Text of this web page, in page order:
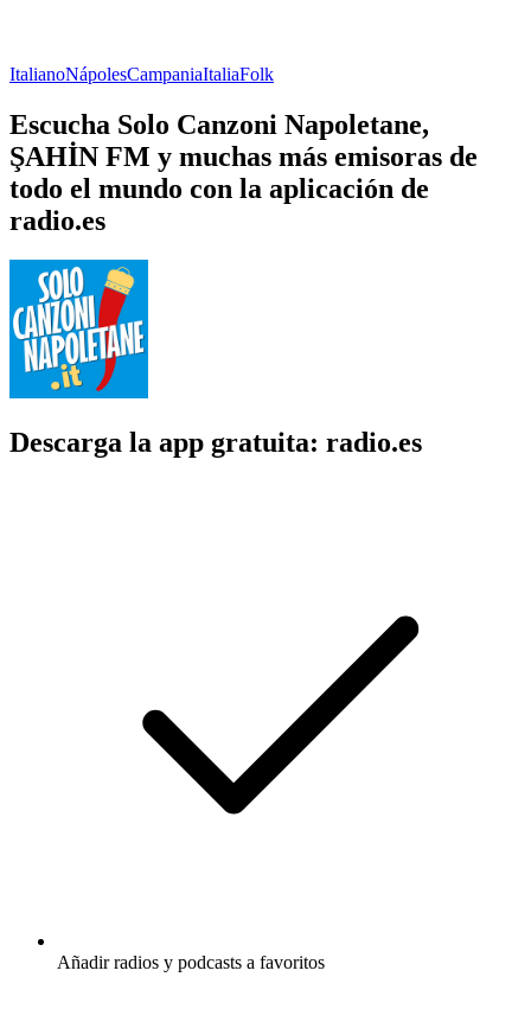
ItalianoNápolesCampaniaItaliaFolk
Escucha Solo Canzoni Napoletane,
ŞAHİN FM y muchas más emisoras de
todo el mundo con la aplicación de
radio.es
Descarga la app gratuita: radio.es
Añadir radios y podcasts a favoritos